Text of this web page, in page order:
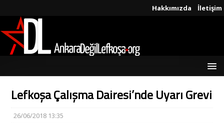
Hakkımızda İletişim
Lefkoşa Çalışma Dairesi’nde Uyarı Grevi
26/06/2018 13:35